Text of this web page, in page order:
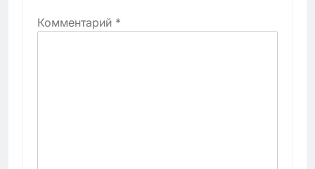
Комментарий *